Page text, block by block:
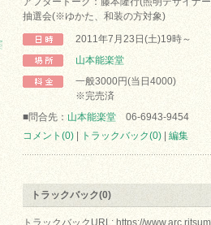
抽選会(※ゆかた、和装の方対象)
2011年7月23日(土)19時～
山本能楽堂
一般3000円(当日4000)
※完売済
■問合先： 山本能楽堂 06-6943-9454
コメント(0)
トラックバック(0) 編集
トラックバック(0)
トラックバックURL: https://